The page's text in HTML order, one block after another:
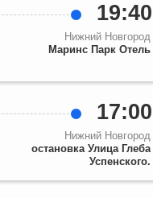
19:40
Нижний Новгород
Маринс Парк Отель
17:00
Нижний Новгород
остановка Улица Глеба
Успенского.